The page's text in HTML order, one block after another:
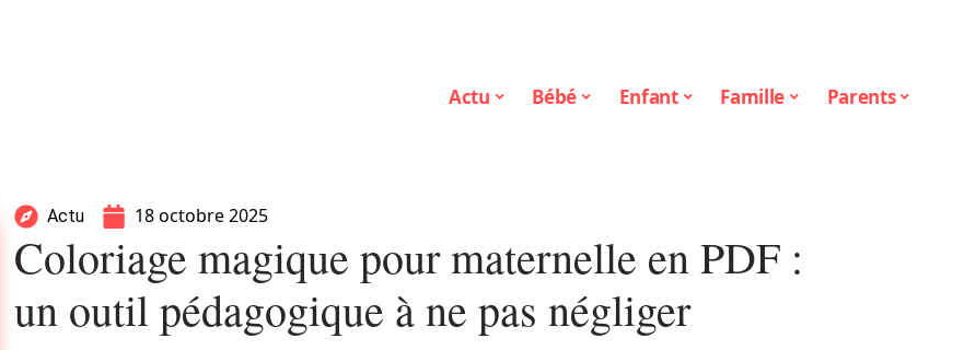
Actu Bébé Enfant Famille Parents
Actu 18 octobre 2025
Coloriage magique pour maternelle en PDF :
un outil pédagogique à ne pas négliger